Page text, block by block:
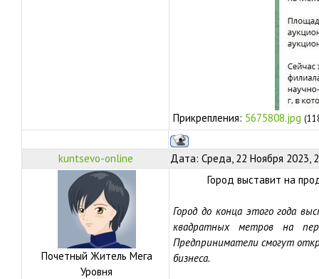
Прикрепления: 5675808.jpg
kuntsevo-online Дата: Среда, 22 Ноября 2023,
Почетный Житель Мега
Уровня
Город выставит на
Город до конца этого года
квадратных метров на
Предприниматели смогут
бизнеса.